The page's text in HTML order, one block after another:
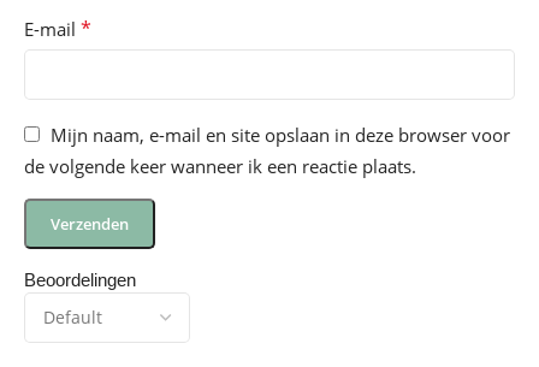
Beoordelingen
E-mail *
Mijn naam, e-mail en site opslaan in deze browser voor
de volgende keer wanneer ik een reactie plaats.